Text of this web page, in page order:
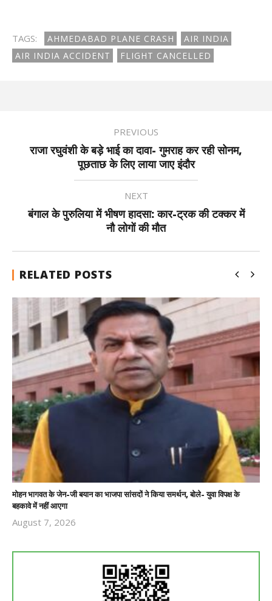
TAGS: AHMEDABAD PLANE CRASH
AIR INDIA
AIR INDIA ACCIDENT
FLIGHT CANCELLED
PREVIOUS
राजा रघुवंशी के बड़े भाई का दावा- गुमराह कर रही सोनम,
पूछताछ के लिए लाया जाए इंदौर
NEXT
बंगाल के पुरुलिया में भीषण हादसा: कार-ट्रक की टक्कर में
नौ लोगों की मौत
RELATED POSTS
मोहन भागवत के जेन-जी बयान का भाजपा सांसदों ने किया समर्थन, बोले- युवा विपक्ष के
बहकावे में नहीं आएगा
August 7, 2026